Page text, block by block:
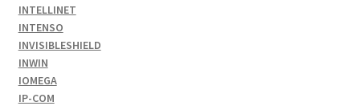
INTELLINET
INTENSO
INVISIBLESHIELD
INWIN
IOMEGA
IP-COM